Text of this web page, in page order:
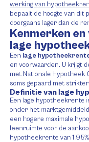
werking van
bepaalt de hoogte van dit
doorgaans lager dan de
Kenmerken
lage
Een lage
en voorwaarden. U krijgt
met Nationale Hypotheek
soms gepaard met
Definitie van lage
Een lage hypotheekrente
onder het
een hogere maximale
leenruimte voor de
hypotheekrente van